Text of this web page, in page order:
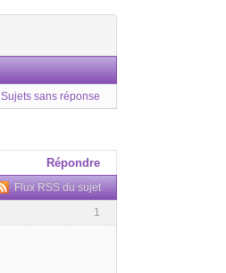
Sujets sans réponse
Répondre
Flux RSS du sujet
1